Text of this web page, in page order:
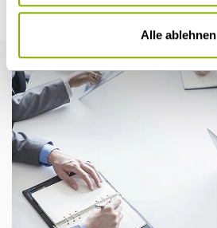
Alle ablehnen
Weitere Artikel